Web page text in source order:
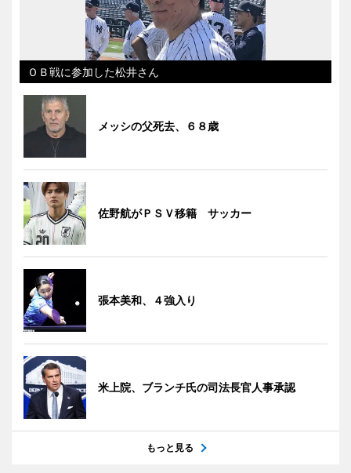
ＯＢ戦に参加した松井さん
メッシの父死去、６８歳
佐野航がＰＳＶ移籍 サッカー
張本美和、４強入り
米上院、ブランチ氏の司法長官人事承認
もっと見る